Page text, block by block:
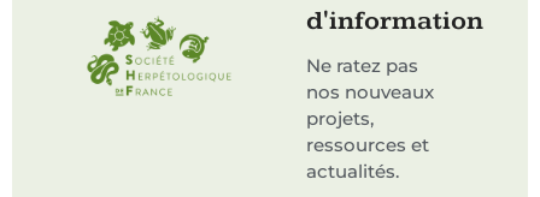
d'information
Ne ratez pas
nos nouveaux
projets,
ressources et
actualités.